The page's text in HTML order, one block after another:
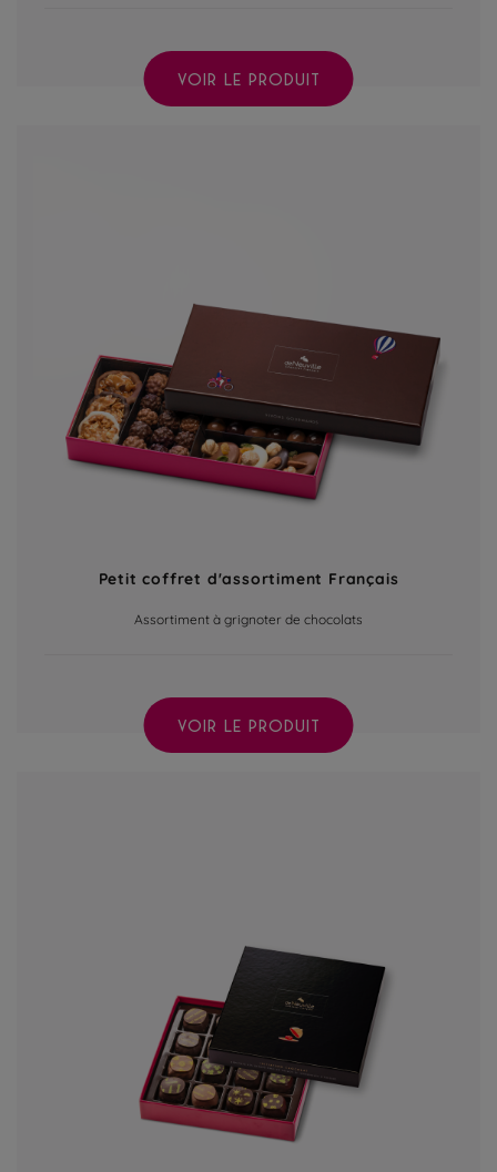
VOIR LE PRODUIT
Petit coffret d'assortiment Français
Assortiment à grignoter de chocolats
VOIR LE PRODUIT